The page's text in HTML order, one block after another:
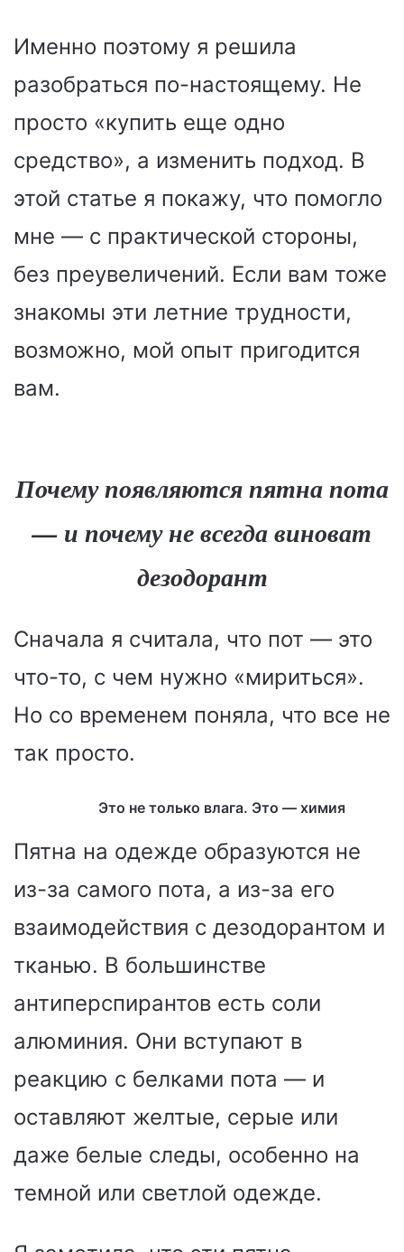
Именно поэтому я решила
разобраться по-настоящему. Не
просто «купить еще одно
средство», а изменить подход. В
этой статье я покажу, что помогло
мне — с практической стороны,
без преувеличений. Если вам тоже
знакомы эти летние трудности,
возможно, мой опыт пригодится
вам.
Почему появляются пятна пота
— и почему не всегда виноват
дезодорант
Сначала я считала, что пот — это
что-то, с чем нужно «мириться».
Но со временем поняла, что все не
так просто.
Это не только влага. Это — химия
Пятна на одежде образуются не
из-за самого пота, а из-за его
взаимодействия с дезодорантом и
тканью. В большинстве
антиперспирантов есть соли
алюминия. Они вступают в
реакцию с белками пота — и
оставляют желтые, серые или
даже белые следы, особенно на
темной или светлой одежде.